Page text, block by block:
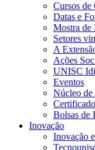
Cursos de
Datas e
Mostra de
Setores
A
Ações
UNISC
Eventos
Núcleo
Bolsas de
Inovação
Inovação